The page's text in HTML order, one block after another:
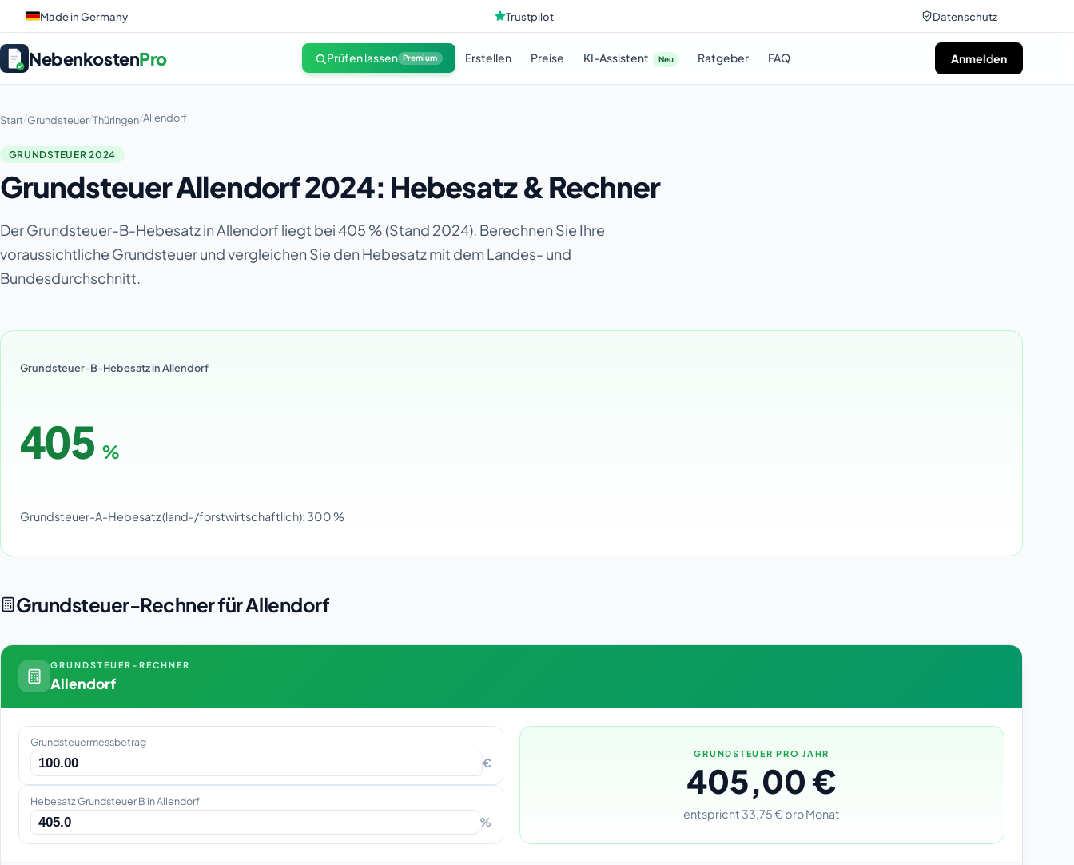
Made in Germany Trustpilot Datenschutz
NebenkostenPro Prüfen lassen Premium Erstellen Preise KI-Assistent Neu Ratgeber FAQ Anmelden
Start/Grundsteuer/Thüringen/Allendorf
GRUNDSTEUER 2024
Grundsteuer Allendorf 2024: Hebesatz & Rechner
Der Grundsteuer-B-Hebesatz in Allendorf liegt bei 405 % (Stand 2024). Berechnen Sie Ihre
voraussichtliche Grundsteuer und vergleichen Sie den Hebesatz mit dem Landes- und
Bundesdurchschnitt.
Grundsteuer-B-Hebesatz in Allendorf
405 %
Grundsteuer-A-Hebesatz (land-/forstwirtschaftlich): 300 %
Grundsteuer-Rechner für Allendorf
GRUNDSTEUER-RECHNER
Allendorf
Grundsteuermessbetrag
€
Hebesatz Grundsteuer B in Allendorf
%
GRUNDSTEUER PRO JAHR
405,00 €
entspricht 33,75 € pro Monat